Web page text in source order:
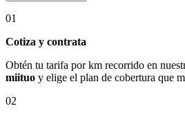
01
Cotiza y contrata
Obtén tu tarifa por km recorrido en
miituo y elige el plan de cobertura que
02